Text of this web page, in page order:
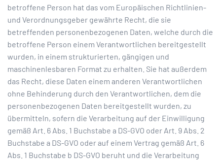
betroffene Person hat das vom Europäischen Richtlinien-
und Verordnungsgeber gewährte Recht, die sie
betreffenden personenbezogenen Daten, welche durch die
betroffene Person einem Verantwortlichen bereitgestellt
wurden, in einem strukturierten, gängigen und
maschinenlesbaren Format zu erhalten. Sie hat außerdem
das Recht, diese Daten einem anderen Verantwortlichen
ohne Behinderung durch den Verantwortlichen, dem die
personenbezogenen Daten bereitgestellt wurden, zu
übermitteln, sofern die Verarbeitung auf der Einwilligung
gemäß Art. 6 Abs. 1 Buchstabe a DS-GVO oder Art. 9 Abs. 2
Buchstabe a DS-GVO oder auf einem Vertrag gemäß Art. 6
Abs. 1 Buchstabe b DS-GVO beruht und die Verarbeitung